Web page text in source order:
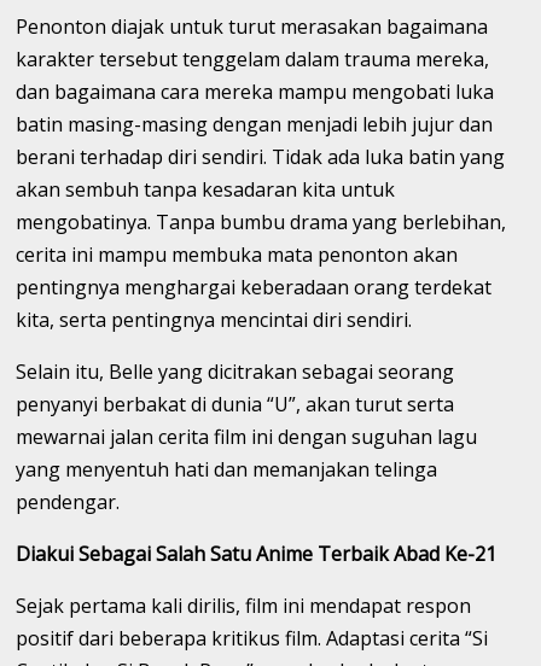
Penonton diajak untuk turut merasakan bagaimana
karakter tersebut tenggelam dalam trauma mereka,
dan bagaimana cara mereka mampu mengobati luka
batin masing-masing dengan menjadi lebih jujur dan
berani terhadap diri sendiri. Tidak ada luka batin yang
akan sembuh tanpa kesadaran kita untuk
mengobatinya. Tanpa bumbu drama yang berlebihan,
cerita ini mampu membuka mata penonton akan
pentingnya menghargai keberadaan orang terdekat
kita, serta pentingnya mencintai diri sendiri.
Selain itu, Belle yang dicitrakan sebagai seorang
penyanyi berbakat di dunia “U”, akan turut serta
mewarnai jalan cerita film ini dengan suguhan lagu
yang menyentuh hati dan memanjakan telinga
pendengar.
Diakui Sebagai Salah Satu Anime Terbaik Abad Ke-21
Sejak pertama kali dirilis, film ini mendapat respon
positif dari beberapa kritikus film. Adaptasi cerita “Si